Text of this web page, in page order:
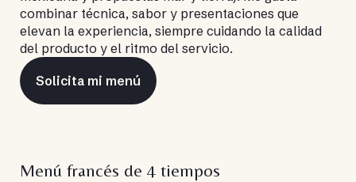
combinar técnica, sabor y presentaciones que
elevan la experiencia, siempre cuidando la calidad
del producto y el ritmo del servicio.
Solicita mi menú
Menú francés de 4 tiempos